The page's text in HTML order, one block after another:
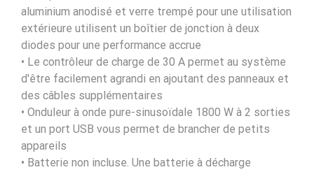
aluminium anodisé et verre trempé pour une utilisation
extérieure utilisent un boîtier de jonction à deux
diodes pour une performance accrue
• Le contrôleur de charge de 30 A permet au système
d'être facilement agrandi en ajoutant des panneaux et
des câbles supplémentaires
• Onduleur à onde pure-sinusoïdale 1800 W à 2 sorties
et un port USB vous permet de brancher de petits
appareils
• Batterie non incluse. Une batterie à décharge